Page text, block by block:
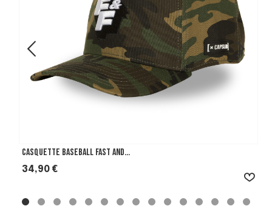
Casquette Baseball Fast And...
Prix
34,90 €